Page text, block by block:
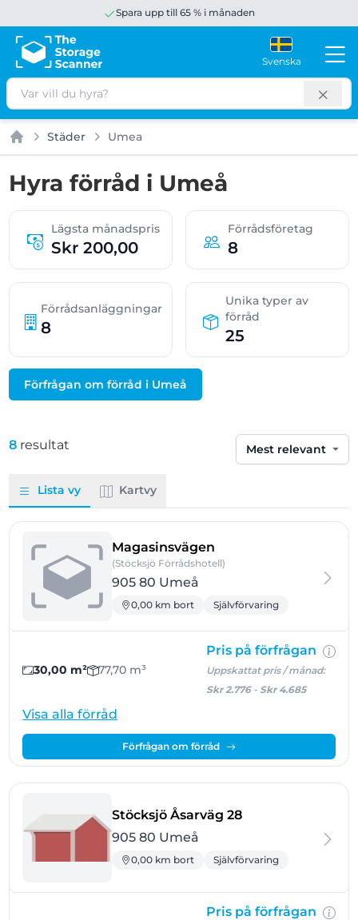
Spara upp till 65 % i månaden
Svenska
Sök
Hem
Städer Umea
Hyra förråd i Umeå
Lägsta månadspris
Skr 200,00
Förrådsföretag
8
Förrådsanläggningar
8
Unika typer av
förråd
25
Förfrågan om förråd i Umeå
8 resultat
Sortera efter
Lista vy Kartvy
Magasinsvägen
(Stöcksjö Förrådshotell)
905 80 Umeå
0,00 km bort Självförvaring
30,00 m² 77,70 m³
Pris på förfrågan
Uppskattat pris / månad:
Skr 2.776- Skr 4.685
Visa alla förråd
Förfrågan om förråd
Stöcksjö Åsarväg 28- Umeå
905 80 Umeå
0,00 km bort Självförvaring
Pris på förfrågan